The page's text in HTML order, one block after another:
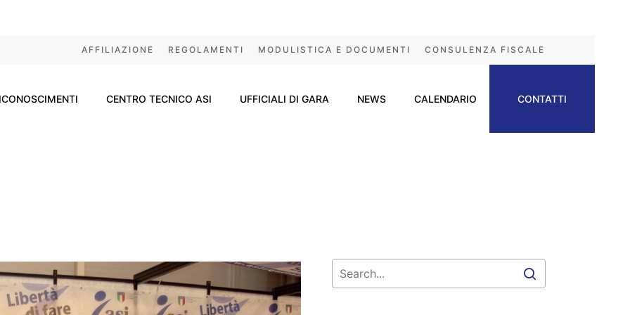
AFFILIAZIONE REGOLAMENTI MODULISTICA E DOCUMENTI CONSULENZA FISCALE
CENTRO TECNICO ASI UFFICIALI DI GARA NEWS CALENDARIO CONTATTI